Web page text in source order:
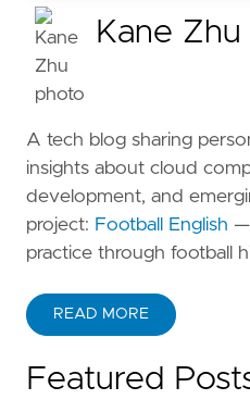
Kane Zhu
A tech blog sharing
insights about cloud
development, and
project: Football English —
practice through football
READ MORE
ABOUT KANE ZHU
Featured